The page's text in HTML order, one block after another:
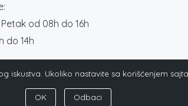
od 08h do 16h
do 14h
iskustva. Ukoliko nastavite sa korišćenjem
OK Odbaci